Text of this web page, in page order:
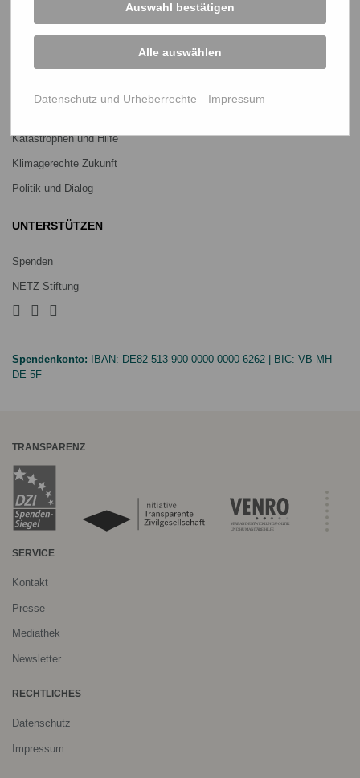
PROJEKTE
Katastrophen und Hilfe
Klimagerechte Zukunft
Politik und Dialog
UNTERSTÜTZEN
Spenden
NETZ Stiftung
Spendenkonto: IBAN: DE82 513 900 0000 0000 6262 | BIC: VB MH
DE 5F
TRANSPARENZ
SERVICE
Kontakt
Presse
Mediathek
Newsletter
RECHTLICHES
Datenschutz
Impressum
Auswahl bestätigen
Alle auswählen
Datenschutz und Urheberrechte Impressum